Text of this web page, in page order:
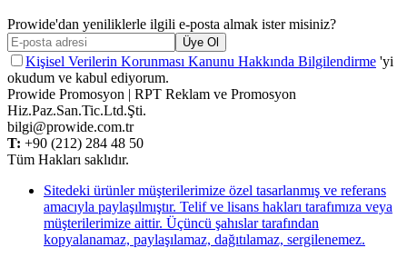
Prowide'dan yeniliklerle ilgili e-posta almak ister misiniz?
Üye Ol
Kişisel Verilerin Korunması Kanunu Hakkında Bilgilendirme 'yi
okudum ve kabul ediyorum.
Prowide Promosyon | RPT Reklam ve Promosyon
Hiz.Paz.San.Tic.Ltd.Şti.
bilgi@prowide.com.tr
T: +90 (212) 284 48 50
Tüm Hakları saklıdır.
Sitedeki ürünler müşterilerimize özel tasarlanmış ve referans
amacıyla paylaşılmıştır. Telif ve lisans hakları tarafımıza veya
müşterilerimize aittir. Üçüncü şahıslar tarafından
kopyalanamaz, paylaşılamaz, dağıtılamaz, sergilenemez.